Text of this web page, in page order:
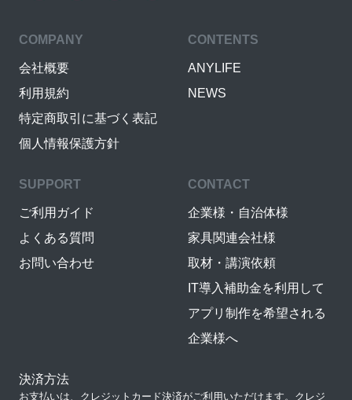
COMPANY
会社概要
利用規約
特定商取引に基づく表記
個人情報保護方針
CONTENTS
ANYLIFE
NEWS
SUPPORT
ご利用ガイド
よくある質問
お問い合わせ
CONTACT
企業様・自治体様
家具関連会社様
取材・講演依頼
IT導入補助金を利用して
アプリ制作を希望される
企業様へ
決済方法
お支払いは、クレジットカード決済がご利用いただけます。クレジ